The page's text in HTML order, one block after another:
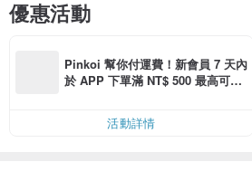
優惠活動
Pinkoi 幫你付運費！新會員 7 天內
於 APP 下單滿 NT$ 500 最高可折
活動詳情